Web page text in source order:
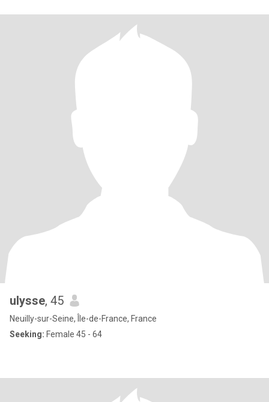
ulysse, 45
Neuilly-sur-Seine, Île-de-France, France
Seeking: Female 45 - 64